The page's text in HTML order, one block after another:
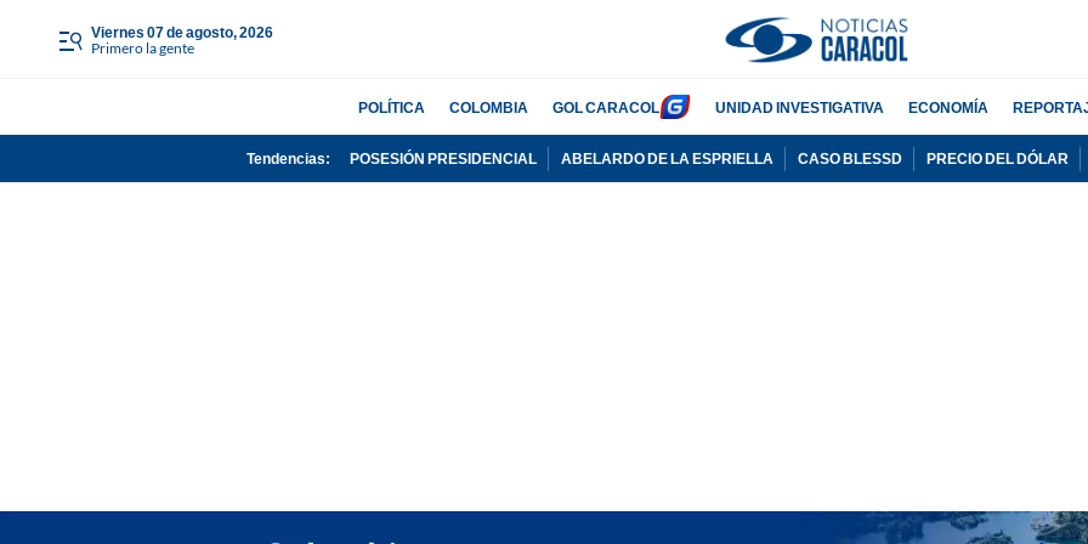
viernes 07 de agosto, 2026
Primero la gente
POLÍTICA COLOMBIA GOL CARACOL UNIDAD INVESTIGATIVA ECONOMÍA
Tendencias: POSESIÓN PRESIDENCIAL ABELARDO DE LA ESPRIELLA CASO BLESSD PRECIO DEL DÓLAR